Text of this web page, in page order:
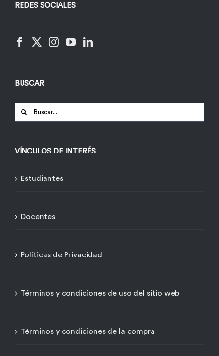
REDES SOCIALES
BUSCAR
Buscar:
VÍNCULOS DE INTERÉS
Estudiantes
Docentes
Políticas de Privacidad
Términos y condiciones de uso del sitio web
Términos y condiciones de la compra